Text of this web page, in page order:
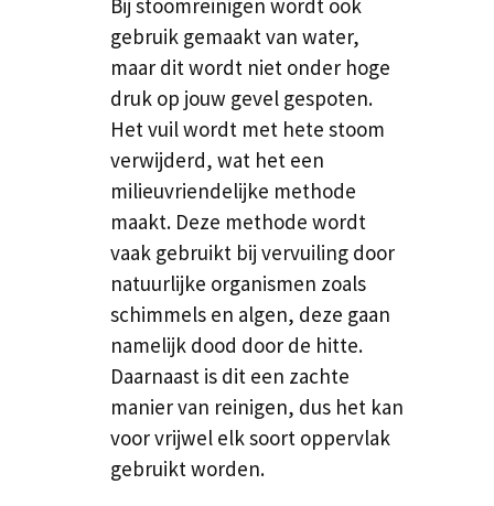
Bij stoomreinigen wordt ook
gebruik gemaakt van water,
maar dit wordt niet onder hoge
druk op jouw gevel gespoten.
Het vuil wordt met hete stoom
verwijderd, wat het een
milieuvriendelijke methode
maakt. Deze methode wordt
vaak gebruikt bij vervuiling door
natuurlijke organismen zoals
schimmels en algen, deze gaan
namelijk dood door de hitte.
Daarnaast is dit een zachte
manier van reinigen, dus het kan
voor vrijwel elk soort oppervlak
gebruikt worden.